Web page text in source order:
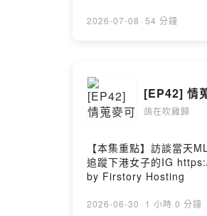
2026-07-08 · 54 分鐘
[EP42] 情
鴿在吹雞歸
【本集重點】訪談當天
追蹤下港女子的IG
by Firstory Hosting
2026-06-30 · 1 小時 0 分鐘